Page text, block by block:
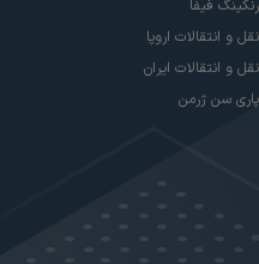
رنکینگ فیفا
نقل و انتقالات اروپا
نقل و انتقالات ایران
پاری سن ژرمن